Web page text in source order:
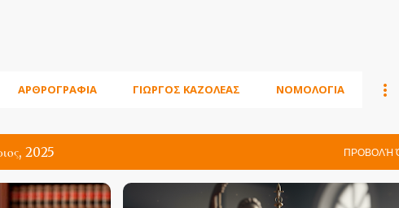
ΑΡΘΡΟΓΡΑΦΙΑ ΓΙΩΡΓΟΣ ΚΑΖΟΛΕΑΣ ΝΟΜΟΛΟΓΙΑ
2025 ΠΡΟΒΟΛΉ